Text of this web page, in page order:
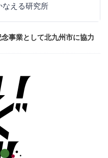
える研究所
事業として北九州市に協力